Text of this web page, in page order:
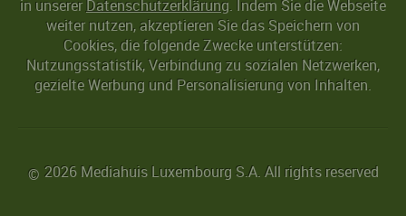
in unserer Datenschutzerklärung. Indem Sie die Webseite
weiter nutzen, akzeptieren Sie das Speichern von
Cookies, die folgende Zwecke unterstützen:
Nutzungsstatistik, Verbindung zu sozialen Netzwerken,
gezielte Werbung und Personalisierung von Inhalten.
© 2026 Mediahuis Luxembourg S.A. All rights reserved